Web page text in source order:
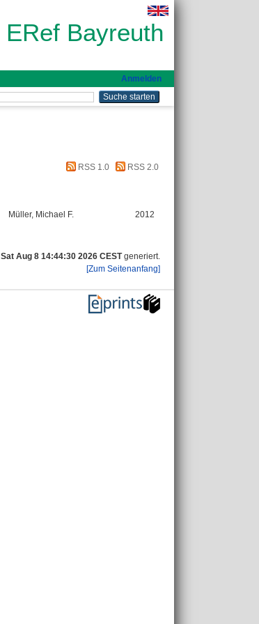
ERef Bayreuth
Anmelden
RSS 1.0 RSS 2.0
Müller, Michael F. 2012
Sat Aug 8 14:44:30 2026 CESTgeneriert.
[Zum Seitenanfang]